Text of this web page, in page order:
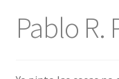
Arcanos
Pablo R.